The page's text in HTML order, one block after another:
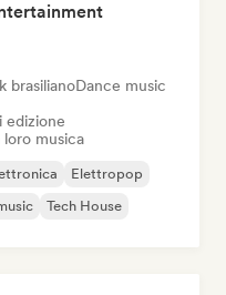
brasilianoDance music
edizione
loro musica
Elettropop
Tech House